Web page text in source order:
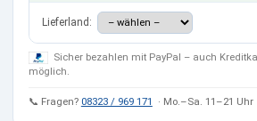
Lieferland:
Sicher bezahlen mit PayPal – auch
möglich.
📞 Fragen? 08323 / 969 171 · Mo.–Sa. 11–21 Uhr